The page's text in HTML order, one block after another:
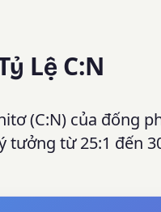
Lệ C:N
(C:N) của đống
từ 25:1 đến